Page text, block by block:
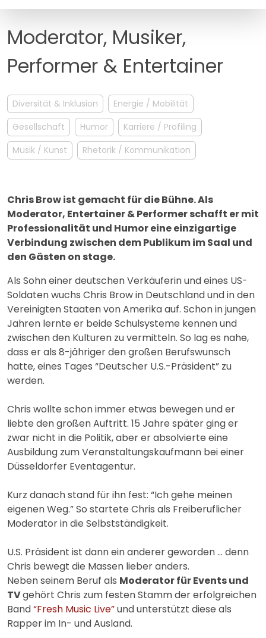
MANAGEMENT
Moderator, Musiker,
Performer & Entertainer
Diversität & Inklusion
Energie / Mobilität
Gesellschaft
Humor
Karriere / Profiling
Musik / Kunst
Rhetorik / Kommunikation
Chris Brow ist gemacht für die Bühne. Als
Moderator, Entertainer & Performer schafft er mit
Professionalität und Humor eine einzigartige
Verbindung zwischen dem Publikum im Saal und
den Gästen on stage.
Als Sohn einer deutschen Verkäuferin und eines US-
Soldaten wuchs Chris Brow in Deutschland und in den
Vereinigten Staaten von Amerika auf. Schon in jungen
Jahren lernte er beide Schulsysteme kennen und
zwischen den Kulturen zu vermitteln. So lag es nahe,
dass er als 8-jähriger den großen Berufswunsch
hatte, eines Tages “Deutscher U.S.-Präsident” zu
werden.
Chris wollte schon immer etwas bewegen und er
liebte den großen Auftritt. 15 Jahre später ging er
zwar nicht in die Politik, aber er absolvierte eine
Ausbildung zum Veranstaltungskaufmann bei einer
Düsseldorfer Eventagentur.
Kurz danach stand für ihn fest: “Ich gehe meinen
eigenen Weg.” So startete Chris als Freiberuflicher
Moderator in die Selbstständigkeit.
U.S. Präsident ist dann ein anderer geworden … denn
Chris bewegt die Massen lieber anders.
Neben seinem Beruf als Moderator für Events und
TVgehört Chris zum festen Stamm der erfolgreichen
Band“Fresh Music Live”und unterstützt diese als
Rapper im In- und Ausland.